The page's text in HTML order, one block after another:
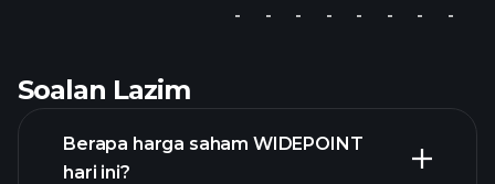
-
-
-
-
-
-
-
-
Soalan Lazim
Berapa harga saham WIDEPOINT
hari ini?